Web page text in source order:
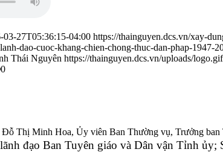
03-27T05:36:15-04:00 https://thainguyen.dcs.vn/xay-
dao-cuoc-khang-chien-chong-thuc-dan-phap-1947-
Thái Nguyên https://thainguyen.dcs.vn/uploads/logo.gif
0
Thị Minh Hoa, Ủy viên Ban Thường vụ, Trưởng
đạo Ban Tuyên giáo và Dân vận Tỉnh